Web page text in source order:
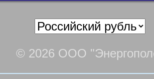
© 2026 ООО